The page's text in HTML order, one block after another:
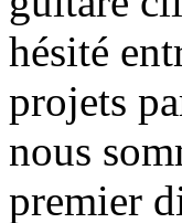
hésité
projets
nous
premier